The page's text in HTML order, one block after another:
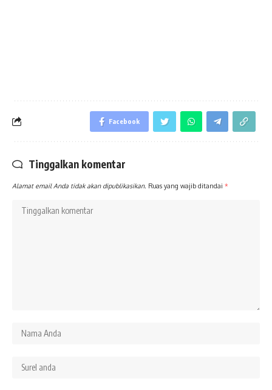
Facebook
Tinggalkan komentar
Alamat email Anda tidak akan dipublikasikan. Ruas yang wajib ditandai *